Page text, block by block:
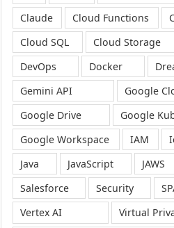
Claude
Cloud Functions
Cloud SQL
Cloud Storage
DevOps
Docker
Gemini API
Google
Google Drive
Google
Google Workspace
IAM
Java
JavaScript JAWS
Salesforce
Security
Vertex AI
Virtual